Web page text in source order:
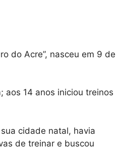
do Acre”, nasceu em 9 de
aos 14 anos iniciou treinos
cidade natal, havia
de treinar e buscou